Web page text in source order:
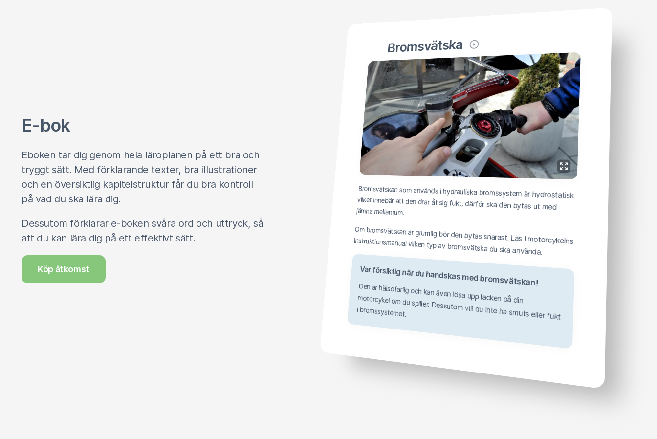
Bromsvätska
Bromsvätskan som används i hydrauliska bromssystem är hydrostatisk
vilket innebär att den drar åt sig fukt, därför ska den bytas ut med
jämna mellanrum.
Om bromsvätskan är grumlig bör den bytas snarast. Läs i motorcykelns instruktionsmanual vilken typ av bromsvätska du ska använda.
Var försiktig när du handskas med bromsvätskan!
Den är hälsofarlig och kan även lösa upp lacken på din
motorcykel om du spiller. Dessutom vill du inte ha smuts eller fukt
i bromssystemet.
E-bok
Eboken tar dig genom hela läroplanen på ett bra och
tryggt sätt. Med förklarande texter, bra illustrationer
och en översiktlig kapitelstruktur får du bra kontroll
på vad du ska lära dig.
Dessutom förklarar e-boken svåra ord och uttryck, så
att du kan lära dig på ett effektivt sätt.
Köp åtkomst